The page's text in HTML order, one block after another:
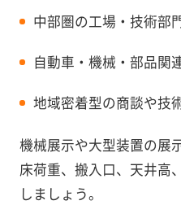
中部圏の工場・技術部
自動車・機械・部品関
地域密着型の商談や技
機械展示や大型装置の展
床荷重、搬入口、天井高
しましょう。